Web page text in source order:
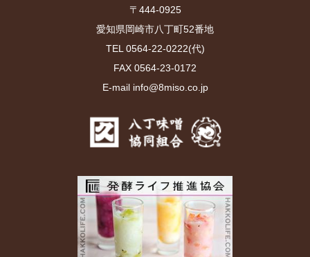
〒444-0925
愛知県岡崎市八丁町52番地
TEL 0564-22-0222(代)
FAX 0564-23-0172
E-mail info@8miso.co.jp